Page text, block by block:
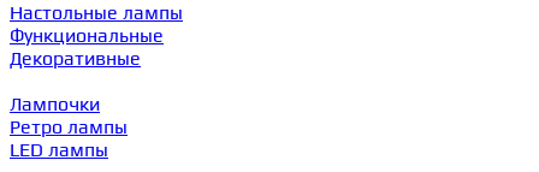
Настольные лампы
Функциональные
Декоративные
Лампочки
Ретро лампы
LED лампы